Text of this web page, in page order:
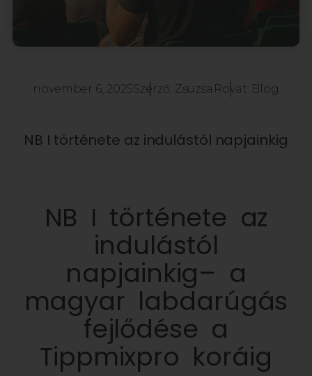
november 6, 2025Szerző: Zsuzsa Rovat: Blog
NB I története az indulástól napjainkig
NB I története az
indulástól
napjainkig– a
magyar labdarúgás
fejlődése a
Tippmixpro koráig